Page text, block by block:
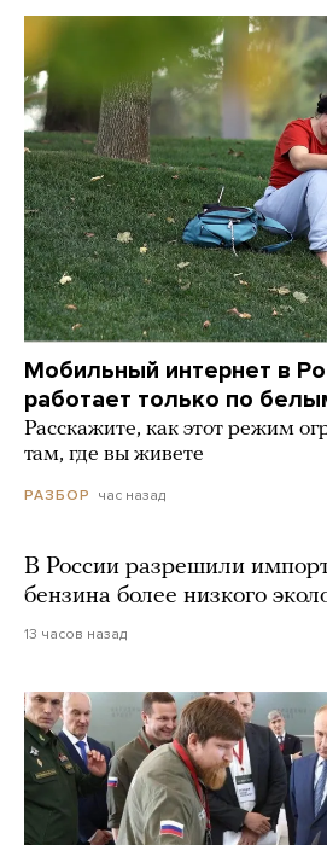
Мобильный интернет в
работает только по
Расскажите, как этот режим
там, где вы живете
РАЗБОР час назад
В России разрешили
бензина более низкого
13 часов назад